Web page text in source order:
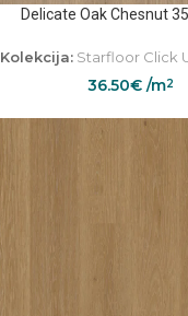
Delicate Oak Chesnut
Kolekcija: Starfloor Click
36.50€ /m2